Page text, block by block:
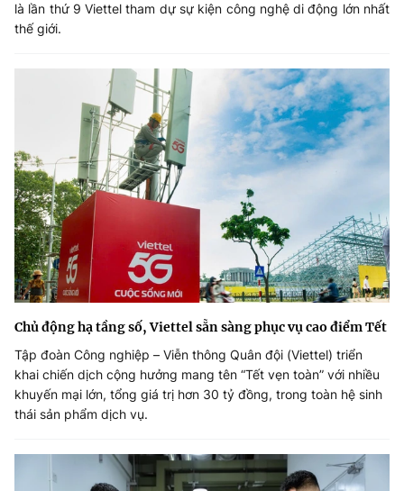
là lần thứ 9 Viettel tham dự sự kiện công nghệ di động lớn nhất
thế giới.
Chủ động hạ tầng số, Viettel sẵn sàng phục vụ cao điểm Tết
Tập đoàn Công nghiệp – Viễn thông Quân đội (Viettel) triển
khai chiến dịch cộng hưởng mang tên “Tết vẹn toàn” với nhiều
khuyến mại lớn, tổng giá trị hơn 30 tỷ đồng, trong toàn hệ sinh
thái sản phẩm dịch vụ.